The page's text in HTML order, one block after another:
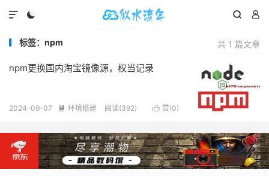
  

共 1 篇文章
标签：npm
npm更换国内淘宝镜像源，权当记录
 赞(0)
2024-09-07  环境搭建 阅读(392)